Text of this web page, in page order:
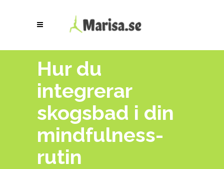
Hur du
integrerar
skogsbad i din
mindfulness-
rutin